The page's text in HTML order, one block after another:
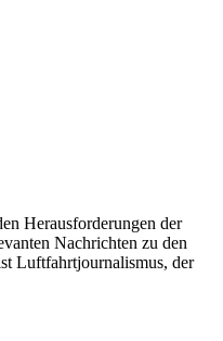
Herausforderungen der
Nachrichten zu den
Luftfahrtjournalismus, der